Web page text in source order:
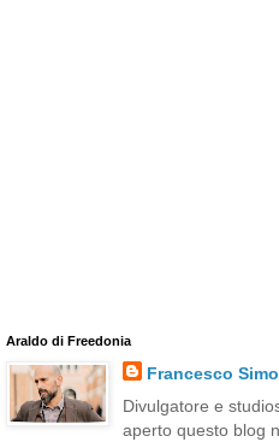
Araldo di Freedonia
Francesco
Divulgatore e
aperto questo blog